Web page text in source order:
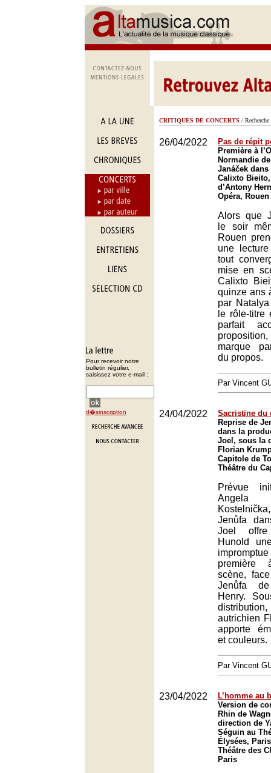
Pour recevoir notre
bulletin régulier,
saisissez votre e-mail :
d�sinscription
CRITIQUES DE CONCERTS / Recherche
26/04/2022
Pas de répit
Première à
Normandie
Janáček
Calixto
d’Antony
Opéra, Rouen
Alors que
le soir
Rouen
une
tout
mise en
Calixto
quinze ans
par
le rôle-titre
parfait
marque
du propos.
Par Vincent
24/04/2022
Sacristine du
Reprise de
dans la
Joel, sous la
Florian
Capitole de
Théâtre du
Prévue
Angela
Jenůfa
Joel
Hunold
première
scène,
Jenůfa de
Henry.
autrichien
apporte
et couleurs.
Par Vincent
23/04/2022
L’homme au
Version de
Rhin de
direction de
Séguin au
Élysées,
Théâtre des
Paris